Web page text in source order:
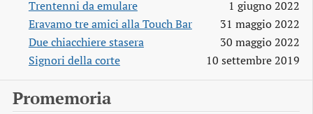
Trentenni da emulare
1 giugno 2022
Eravamo tre amici alla Touch Bar
31 maggio 2022
Due chiacchiere stasera
30 maggio 2022
Signori della corte
10 settembre 2019
Promemoria